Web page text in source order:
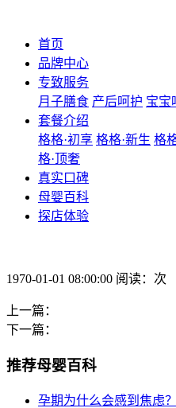
首页
品牌中心
专致服务
月子膳食 产后呵护 宝宝
套餐介绍
格格·初享 格格·新生 格
格·顶奢
真实口碑
母婴百科
探店体验
1970-01-01 08:00:00 阅读：次
上一篇：
下一篇：
推荐母婴百科
孕期为什么会感到焦虑